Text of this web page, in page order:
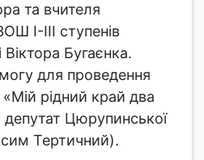
та вчителя
І-ІІІ ступенів
Бугаєнка.
для проведення
рідний край два
Цюрупинської
Тертичний).